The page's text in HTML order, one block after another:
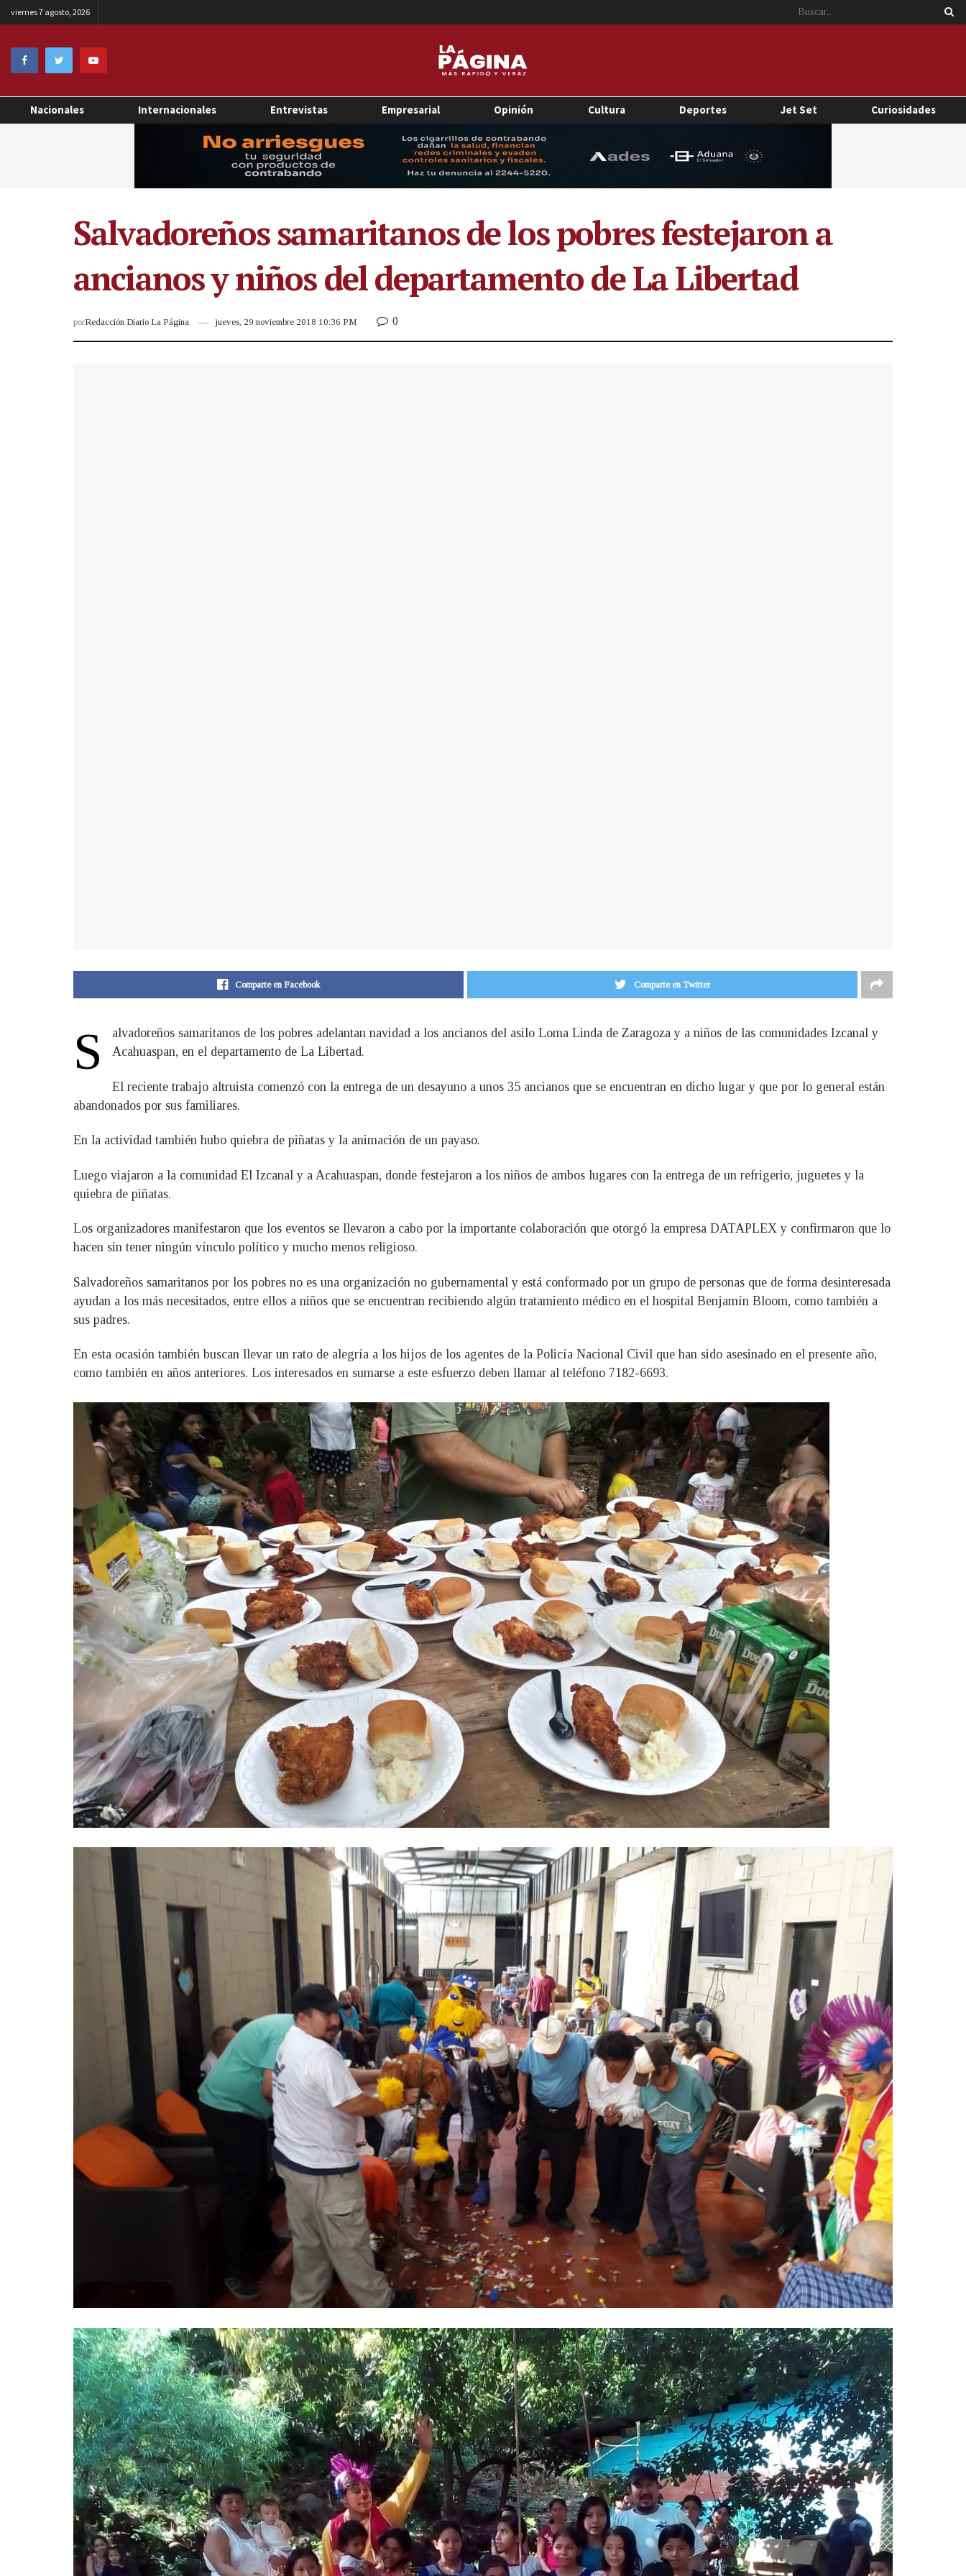
viernes 7 agosto, 2026
Nacionales Internacionales Entrevistas Empresarial Opinión Cultura Deportes Jet Set Curiosidades
Salvadoreños samaritanos de los pobres festejaron a
ancianos y niños del departamento de La Libertad
porRedacción Diario La Página jueves, 29 noviembre 2018 10:36 PM 0
Comparte en Facebook Comparte en Twitter
S
alvadoreños samaritanos de los pobres adelantan navidad a los ancianos del asilo Loma Linda de Zaragoza y a niños de las comunidades Izcanal y
Acahuaspan, en el departamento de La Libertad.
El reciente trabajo altruista comenzó con la entrega de un desayuno a unos 35 ancianos que se encuentran en dicho lugar y que por lo general están
abandonados por sus familiares.
En la actividad también hubo quiebra de piñatas y la animación de un payaso.
Luego viajaron a la comunidad El Izcanal y a Acahuaspan, donde festejaron a los niños de ambos lugares con la entrega de un refrigerio, juguetes y la
quiebra de piñatas.
Los organizadores manifestaron que los eventos se llevaron a cabo por la importante colaboración que otorgó la empresa DATAPLEX y confirmaron que lo
hacen sin tener ningún vínculo político y mucho menos religioso.
Salvadoreños samaritanos por los pobres no es una organización no gubernamental y está conformado por un grupo de personas que de forma desinteresada
ayudan a los más necesitados, entre ellos a niños que se encuentran recibiendo algún tratamiento médico en el hospital Benjamín Bloom, como también a
sus padres.
En esta ocasión también buscan llevar un rato de alegría a los hijos de los agentes de la Policía Nacional Civil que han sido asesinado en el presente año,
como también en años anteriores. Los interesados en sumarse a este esfuerzo deben llamar al teléfono 7182-6693.